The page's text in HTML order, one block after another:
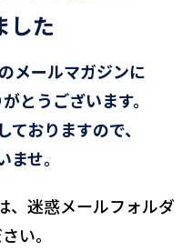
した
メールマガジンに
とうございます。
ておりますので、
せ。
、迷惑メールフォルダ
い。